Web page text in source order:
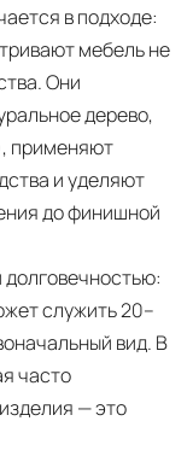
в подходе:
мебель не
Они
дерево,
применяют
и уделяют
до финишной
служить 20–
вид. В
часто
— это